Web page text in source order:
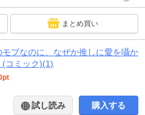
まとめ買い
ブなのに、なぜか推しに愛を囁か
(コミック)(1)
試し読み 購入する